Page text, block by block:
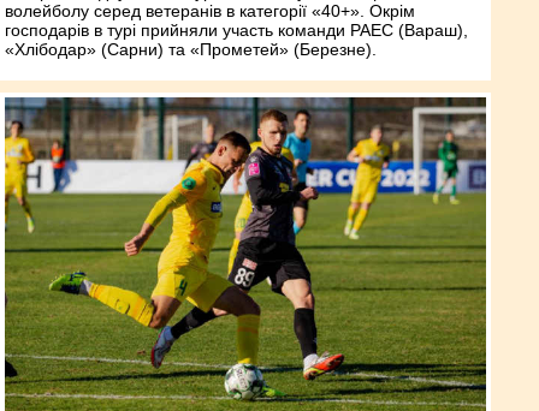
волейболу серед ветеранів в категорії «40+». Окрім
господарів в турі прийняли участь команди РАЕС (Вараш),
«Хлібодар» (Сарни) та «Прометей» (Березне).